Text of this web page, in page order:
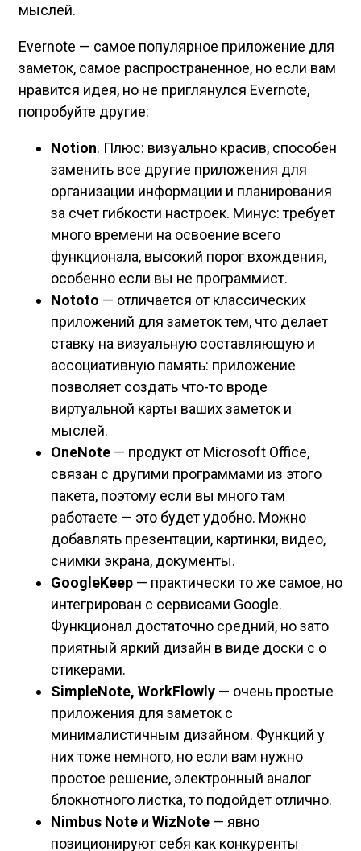
мыслей.
Evernote — самое популярное приложение для
заметок, самое распространенное, но если вам
нравится идея, но не приглянулся Evernote,
попробуйте другие:
Notion. Плюс: визуально красив, способен
заменить все другие приложения для
организации информации и планирования
за счет гибкости настроек. Минус: требует
много времени на освоение всего
функционала, высокий порог вхождения,
особенно если вы не программист.
Nototo — отличается от классических
приложений для заметок тем, что делает
ставку на визуальную составляющую и
ассоциативную память: приложение
позволяет создать что-то вроде
виртуальной карты ваших заметок и
мыслей.
OneNote — продукт от Microsoft Office,
связан с другими программами из этого
пакета, поэтому если вы много там
работаете — это будет удобно. Можно
добавлять презентации, картинки, видео,
снимки экрана, документы.
GoogleKeep — практически то же самое, но
интегрирован с сервисами Google.
Функционал достаточно средний, но зато
приятный яркий дизайн в виде доски с о
стикерами.
SimpleNote, WorkFlowly — очень простые
приложения для заметок с
минималистичным дизайном. Функций у
них тоже немного, но если вам нужно
простое решение, электронный аналог
блокнотного листка, то подойдет отлично.
Nimbus Note и WizNote — явно
позиционируют себя как конкуренты